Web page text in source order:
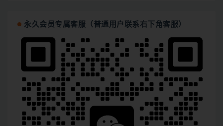
永久会员专属客服（普通用户联系右下角客服）